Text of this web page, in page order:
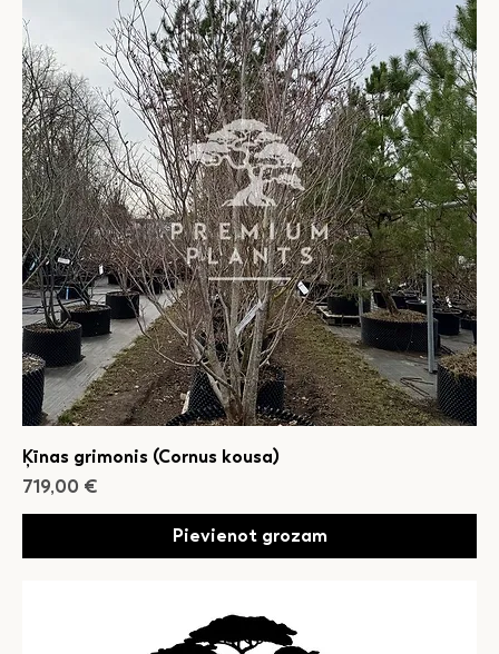
Ķīnas grimonis (Cornus kousa)
Cena
719,00 €
Pievienot grozam